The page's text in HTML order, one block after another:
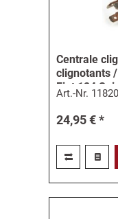
Centrale
clignotants
Fiat 124
Art.-Nr.
24,95 € *